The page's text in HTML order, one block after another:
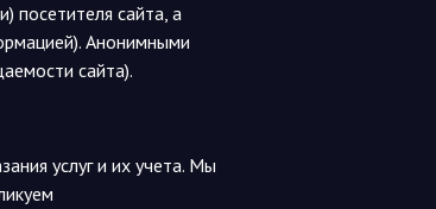
посетителя сайта, а
Анонимными
сайта).
услуг и их учета. Мы